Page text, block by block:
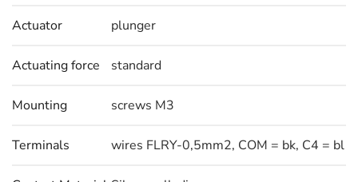
Actuator plunger
Actuating force standard
Mounting screws M3
Terminals wires FLRY-0,5mm2, COM = bk, C4 = bl